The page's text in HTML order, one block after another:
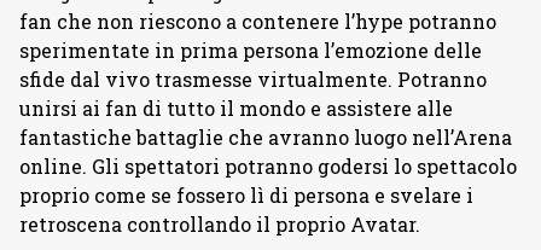
fan che non riescono a contenere l’hype potranno
sperimentate in prima persona l’emozione delle
sfide dal vivo trasmesse virtualmente. Potranno
unirsi ai fan di tutto il mondo e assistere alle
fantastiche battaglie che avranno luogo nell’Arena
online. Gli spettatori potranno godersi lo spettacolo
proprio come se fossero lì di persona e svelare i
retroscena controllando il proprio Avatar.